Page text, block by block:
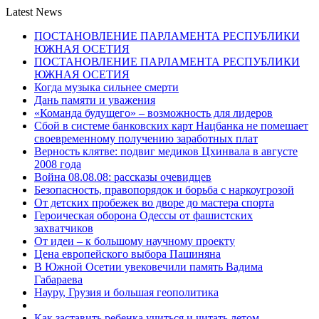
Latest News
ПОСТАНОВЛЕНИЕ ПАРЛАМЕНТА РЕСПУБЛИКИ
ЮЖНАЯ ОСЕТИЯ
ПОСТАНОВЛЕНИЕ ПАРЛАМЕНТА РЕСПУБЛИКИ
ЮЖНАЯ ОСЕТИЯ
Когда музыка сильнее смерти
Дань памяти и уважения
«Команда будущего» – возможность для лидеров
Сбой в системе банковских карт Нацбанка не помешает
своевременному получению заработных плат
Верность клятве: подвиг медиков Цхинвала в августе
2008 года
Война 08.08.08: рассказы очевидцев
Безопасность, правопорядок и борьба с наркоугрозой
От детских пробежек во дворе до мастера спорта
Героическая оборона Одессы от фашистских
захватчиков
От идеи – к большому научному проекту
Цена европейского выбора Пашиняна
В Южной Осетии увековечили память Вадима
Габараева
Науру, Грузия и большая геополитика